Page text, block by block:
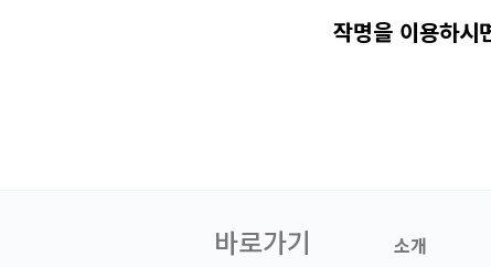
작명을 이용하시
바로가기
소개